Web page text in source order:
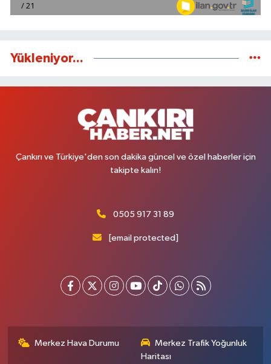
Yükleniyor...
Çankırı ve Türkiye'den son dakika güncel ve özel haberler için
takipte kalın!
0505 917 31 89
[email protected]
Merkez Hava Durumu
Merkez Trafik Yoğunluk
Haritası